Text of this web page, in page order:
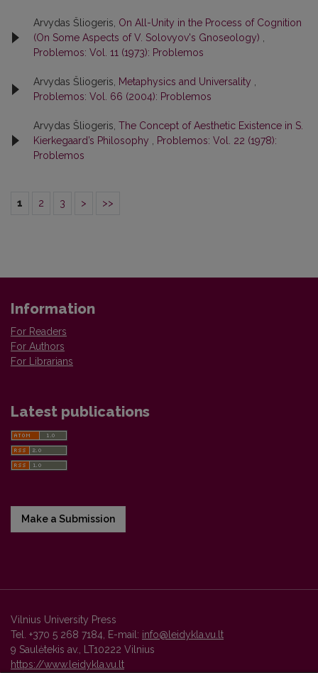
Arvydas Šliogeris, On All-Unity in the Process of Cognition
(On Some Aspects of V. Solovyov's Gnoseology)
Problemos: Vol. 11 (1973): Problemos
Arvydas Šliogeris, Metaphysics and Universality
Problemos: Vol. 66 (2004): Problemos
Arvydas Šliogeris, The Concept of Aesthetic Existence in S.
Kierkegaard’s Philosophy
Problemos: Vol. 22 (1978):
Problemos
1 2 3 > >>
Information
For Readers
For Authors
For Librarians
Latest publications
Make a Submission
Vilnius University Press
Tel. +370 5 268 7184, E-mail: info@leidykla.vu.lt
9 Saulėtekis av., LT10222 Vilnius
https://www.leidykla.vu.lt